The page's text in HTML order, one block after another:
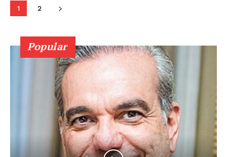
1 2
Popular